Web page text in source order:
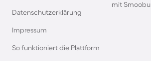
Datenschutzerklärung
Impressum
So funktioniert die Plattform
mit Smoobu